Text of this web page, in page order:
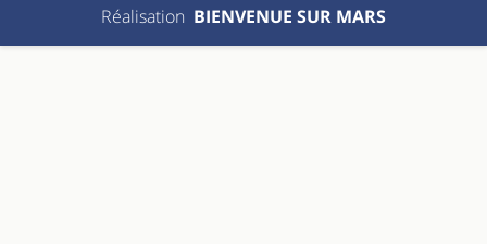
Réalisation BIENVENUE SUR MARS